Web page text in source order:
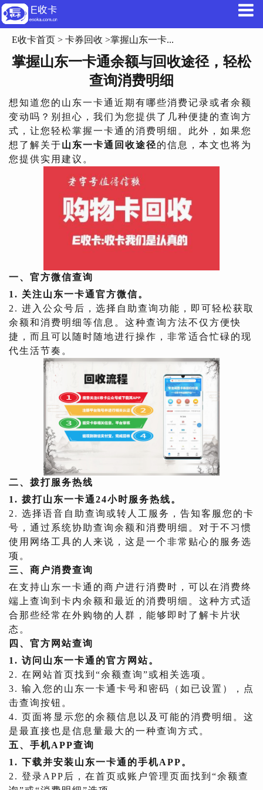
E收卡首页 > 卡券回收 >掌握山东一卡...
掌握山东一卡通余额与回收途径，轻松
查询消费明细
想知道您的山东一卡通近期有哪些消费记录或者余额
变动吗？别担心，我们为您提供了几种便捷的查询方
式，让您轻松掌握一卡通的消费明细。此外，如果您
想了解关于山东一卡通回收途径的信息，本文也将为
您提供实用建议。
一、官方微信查询
1. 关注山东一卡通官方微信。
2. 进入公众号后，选择自助查询功能，即可轻松获取
余额和消费明细等信息。这种查询方法不仅方便快
捷，而且可以随时随地进行操作，非常适合忙碌的现
代生活节奏。
二、拨打服务热线
1. 拨打山东一卡通24小时服务热线。
2. 选择语音自助查询或转人工服务，告知客服您的卡
号，通过系统协助查询余额和消费明细。对于不习惯
使用网络工具的人来说，这是一个非常贴心的服务选
项。
三、商户消费查询
在支持山东一卡通的商户进行消费时，可以在消费终
端上查询到卡内余额和最近的消费明细。这种方式适
合那些经常在外购物的人群，能够即时了解卡片状
态。
四、官方网站查询
1. 访问山东一卡通的官方网站。
2. 在网站首页找到“余额查询”或相关选项。
3. 输入您的山东一卡通卡号和密码（如已设置），点
击查询按钮。
4. 页面将显示您的余额信息以及可能的消费明细。这
是最直接也是信息量最大的一种查询方式。
五、手机APP查询
1. 下载并安装山东一卡通的手机APP。
2. 登录APP后，在首页或账户管理页面找到“余额查